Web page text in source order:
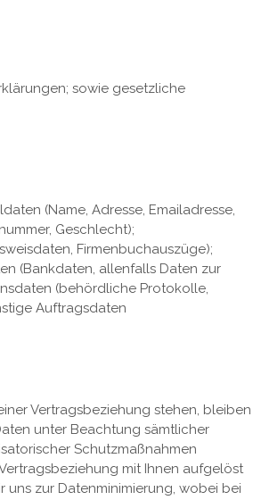
sowie gesetzliche
(Name, Adresse, Emailadresse,
Geschlecht);
Firmenbuchauszüge);
(Bankdaten, allenfalls Daten zur
(behördliche Protokolle,
Auftragsdaten
Vertragsbeziehung stehen, bleiben
unter Beachtung sämtlicher
Schutzmaßnahmen
mit Ihnen aufgelöst
uns zur Datenminimierung, wobei bei